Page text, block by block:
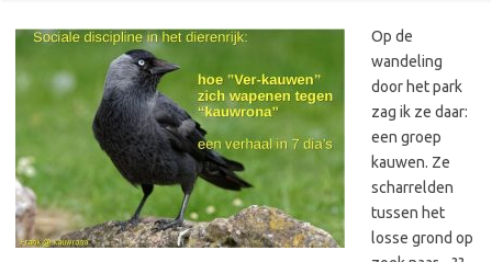
Op de
wandeling
door het park
zag ik ze daar:
een groep
kauwen. Ze
scharrelden
tussen het
losse grond op